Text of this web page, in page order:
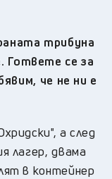
трибуна
Гответе се за
че не ни е
а след
лагер, двама
в контейнер